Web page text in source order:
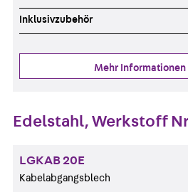
Inklusivzubehör
Mehr Informationen
Edelstahl, Werkstoff
LGKAB 20E
Kabelabgangsblech